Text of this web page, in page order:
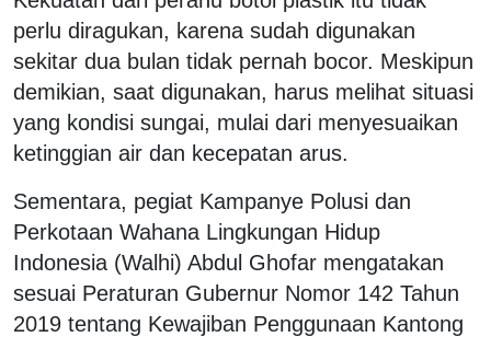
perlu diragukan, karena sudah digunakan
sekitar dua bulan tidak pernah bocor. Meskipun
demikian, saat digunakan, harus melihat situasi
yang kondisi sungai, mulai dari menyesuaikan
ketinggian air dan kecepatan arus.
Sementara, pegiat Kampanye Polusi dan
Perkotaan Wahana Lingkungan Hidup
Indonesia (Walhi) Abdul Ghofar mengatakan
sesuai Peraturan Gubernur Nomor 142 Tahun
2019 tentang Kewajiban Penggunaan Kantong